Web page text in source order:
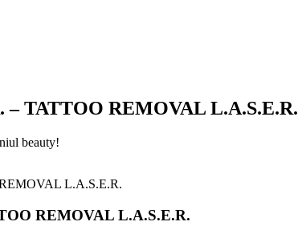
– TATTOO REMOVAL L.A.S.E.R.
beauty!
L.A.S.E.R.
REMOVAL L.A.S.E.R.